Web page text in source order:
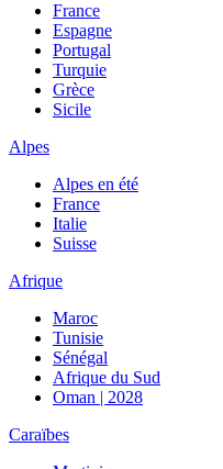
France
Espagne
Portugal
Turquie
Grèce
Sicile
Alpes
Alpes en été
France
Italie
Suisse
Afrique
Maroc
Tunisie
Sénégal
Afrique du Sud
Oman | 2028
Caraïbes